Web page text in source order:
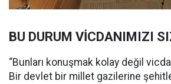
BU DURUM VİCDANIMIZI
“Bunları konuşmak kolay değil
Bir devlet bir millet gazilerine